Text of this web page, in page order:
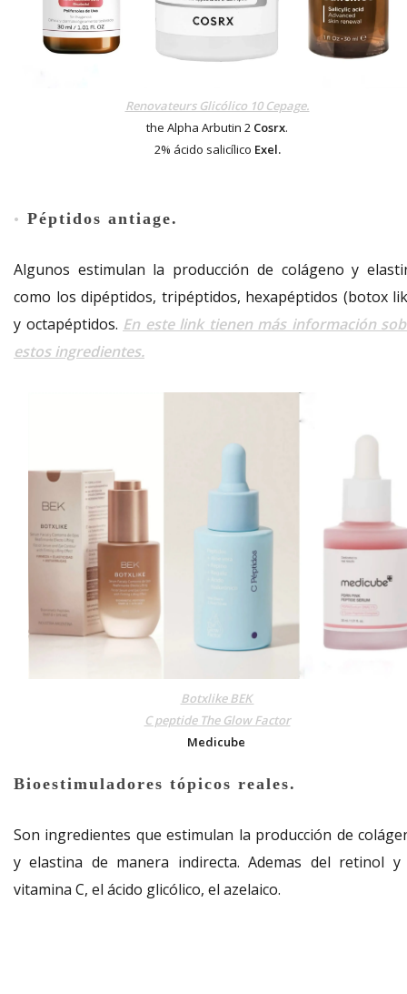
Renovateurs Glicólico 10 Cepage.
the Alpha Arbutin 2 Cosrx.
2% ácido salicílico Exel.
• Péptidos antiage.
Algunos estimulan la producción de colágeno y
como los dipéptidos, tripéptidos, hexapéptidos (botox
y octapéptidos. En este link tienen más información
estos ingredientes.
Botxlike BEK
C peptide The Glow Factor
Medicube
Bioestimuladores tópicos reales.
Son ingredientes que estimulan la producción de
y elastina de manera indirecta. Ademas del retinol y
vitamina C, el ácido glicólico, el azelaico.